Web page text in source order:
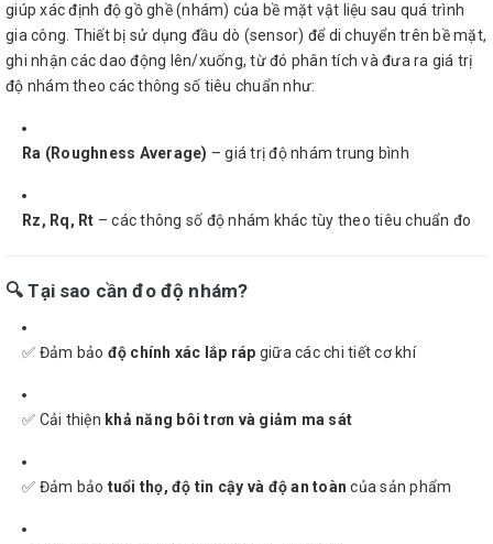
giúp xác định độ gồ ghề (nhám) của bề mặt vật liệu sau quá trình
gia công. Thiết bị sử dụng đầu dò (sensor) để di chuyển trên bề mặt,
ghi nhận các dao động lên/xuống, từ đó phân tích và đưa ra giá trị
độ nhám theo các thông số tiêu chuẩn như:
Ra (Roughness Average) – giá trị độ nhám trung bình
Rz, Rq, Rt – các thông số độ nhám khác tùy theo tiêu chuẩn đo
🔍 Tại sao cần đo độ nhám?
✅ Đảm bảo độ chính xác lắp ráp giữa các chi tiết cơ khí
✅ Cải thiện khả năng bôi trơn và giảm ma sát
✅ Đảm bảo tuổi thọ, độ tin cậy và độ an toàn của sản phẩm